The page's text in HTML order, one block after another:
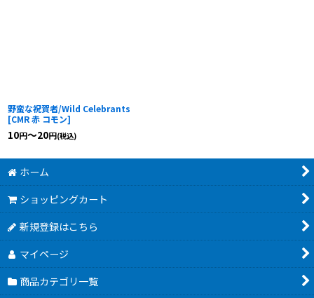
野蛮な祝賀者/Wild Celebrants
[CMR 赤 コモン]
10円～20円(税込)
ホーム
ショッピングカート
新規登録はこちら
マイページ
商品カテゴリ一覧